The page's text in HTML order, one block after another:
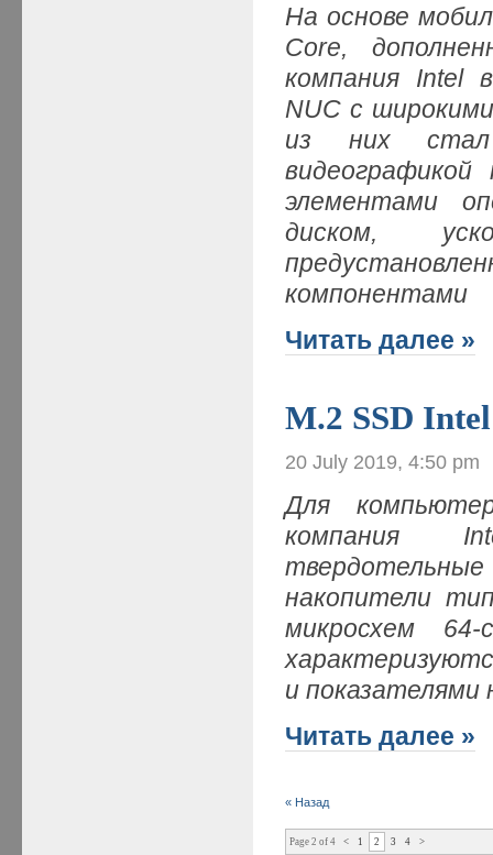
На основе
Core,
компания Intel
NUC с
из них стал
элементами
диском,
компонентами
Читать далее »
M.2 SSD
20 July 2019, 4:50 pm
Для
компания
накопители
микросхем
и показателями
Читать далее »
« Назад
Page 2 of 4 < 1 2 3 4 >